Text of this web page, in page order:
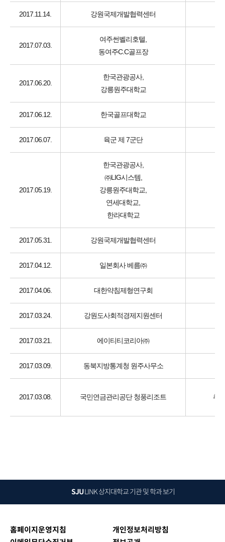
2017.11.14. 강원국제개발협력센터
2017.07.03.
여주썬벨리호텔,
동여주C.C골프장
2017.06.20.
한국관광공사,
강릉원주대학교
2017.06.12. 한국골프대학교
2017.06.07. 육군 제 7군단
2017.05.19.
한국관광공사,
㈜LIG시스템,
강릉원주대학교,
연세대학교,
한라대학교
2017.05.31. 강원국제개발협력센터
2017.04.12. 일본회사 베름㈜
2017.04.06. 대한약침제형연구회
2017.03.24. 강원도사회적경제지원센터
2017.03.21. 에이티티코리아㈜
2017.03.09. 동북지방통계청 원주사무소
2017.03.08. 국민연금관리공단 청풍리조트 취
SJULINK상지대학교 기관 및 학과 보기
홈페이지운영지침
개인정보처리방침